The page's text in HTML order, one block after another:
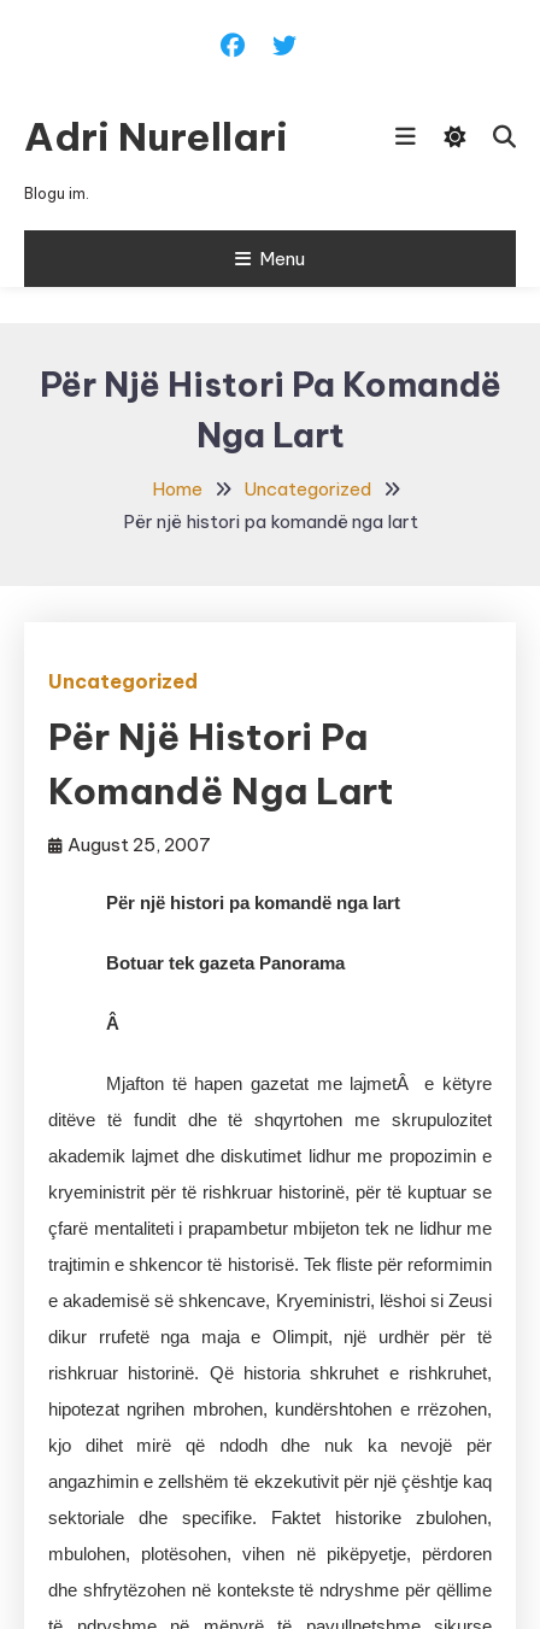
Adri Nurellari
Blogu im.
Menu
Për Një Histori Pa Komandë
Nga Lart
Home
Uncategorized
Për një histori pa komandë nga lart
Uncategorized
Për Një Histori Pa
Komandë Nga Lart
August 25, 2007
Për një histori pa komandë nga lart
Botuar tek gazeta Panorama
Â
Mjafton të hapen gazetat me lajmetÂ e këtyre
ditëve të fundit dhe të shqyrtohen me skrupulozitet
akademik lajmet dhe diskutimet lidhur me propozimin e
kryeministrit për të rishkruar historinë, për të kuptuar se
çfarë mentaliteti i prapambetur mbijeton tek ne lidhur me
trajtimin e shkencor të historisë. Tek fliste për reformimin
e akademisë së shkencave, Kryeministri, lëshoi si Zeusi
dikur rrufetë nga maja e Olimpit, një urdhër për të
rishkruar historinë. Që historia shkruhet e rishkruhet,
hipotezat ngrihen mbrohen, kundërshtohen e rrëzohen,
kjo dihet mirë që ndodh dhe nuk ka nevojë për
angazhimin e zellshëm të ekzekutivit për një çështje kaq
sektoriale dhe specifike. Faktet historike zbulohen,
mbulohen, plotësohen, vihen në pikëpyetje, përdoren
dhe shfrytëzohen në kontekste të ndryshme për qëllime